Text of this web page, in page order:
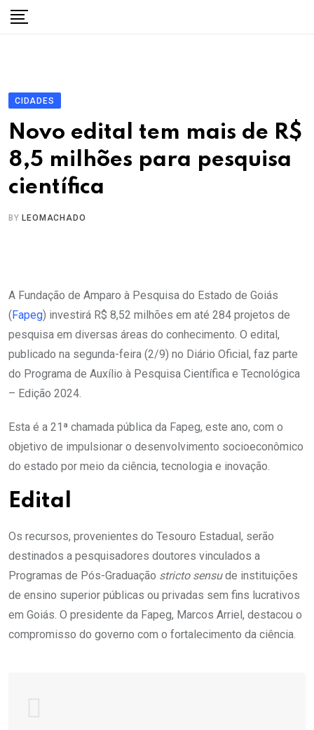
Skip
CIDADES
Novo edital tem mais de R$
8,5 milhões para pesquisa
científica
BY LEOMACHADO
A Fundação de Amparo à Pesquisa do Estado de Goiás
(Fapeg) investirá R$ 8,52 milhões em até 284 projetos de
pesquisa em diversas áreas do conhecimento. O edital,
publicado na segunda-feira (2/9) no Diário Oficial, faz parte
do Programa de Auxílio à Pesquisa Científica e Tecnológica
– Edição 2024.
Esta é a 21ª chamada pública da Fapeg, este ano, com o
objetivo de impulsionar o desenvolvimento socioeconômico
do estado por meio da ciência, tecnologia e inovação.
Edital
Os recursos, provenientes do Tesouro Estadual, serão
destinados a pesquisadores doutores vinculados a
Programas de Pós-Graduação stricto sensude instituições
de ensino superior públicas ou privadas sem fins lucrativos
em Goiás. O presidente da Fapeg, Marcos Arriel, destacou o
compromisso do governo com o fortalecimento da ciência.